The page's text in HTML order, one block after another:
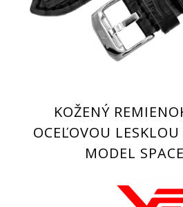
KOŽENÝ
OCEĽOVOU
MODEL